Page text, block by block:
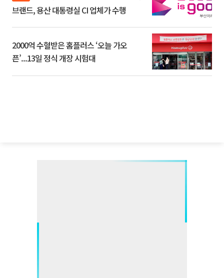
브랜드, 용산 대통령실 CI 업체가 수행
2000억 수혈받은 홈플러스 ‘오늘 가오
픈’...13일 정식 개장 시험대